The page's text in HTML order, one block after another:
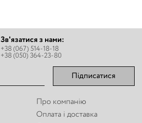
Зв'язатися з нами:
+38 (067) 514-18-18
+38 (050) 364-23-80
Підписатися
Про компанію
Оплата і доставка